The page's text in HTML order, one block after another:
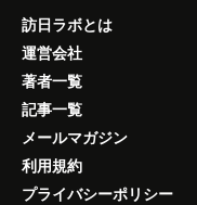
訪日ラボとは
運営会社
著者一覧
記事一覧
メールマガジン
利用規約
プライバシーポリシー